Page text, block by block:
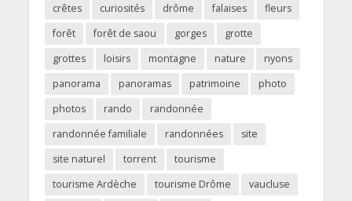
crêtes
curiosités drôme falaises
fleurs
forêt
forêt de saou gorges
grotte
grottes
loisirs montagne nature
nyons
panorama
panoramas patrimoine
photo
photos
rando
randonnée
randonnée familiale
randonnées
site
site naturel
torrent
tourisme
tourisme Ardèche
tourisme Drôme
vaucluse